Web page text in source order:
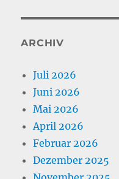
ARCHIV
Juli 2026
Juni 2026
Mai 2026
April 2026
Februar 2026
Dezember 2025